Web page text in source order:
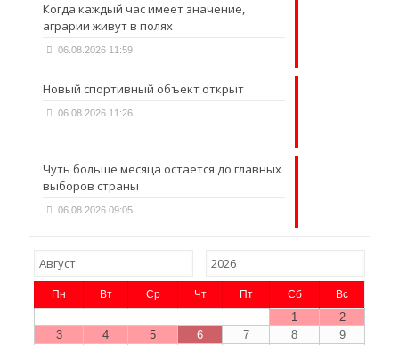
Когда каждый час имеет значение,
аграрии живут в полях
06.08.2026 11:59
Новый спортивный объект открыт
06.08.2026 11:26
Чуть больше месяца остается до главных
выборов страны
06.08.2026 09:05
Пн Вт Ср Чт Пт Сб Вс
1
2
3
4 5 6 7 8
9